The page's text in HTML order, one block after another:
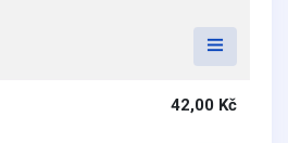
42,00 Kč